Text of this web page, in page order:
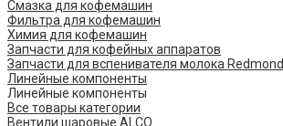
Смазка для кофемашин
Фильтра для кофемашин
Химия для кофемашин
Запчасти для кофейных аппаратов
Запчасти для вспенивателя молока Redmond
Линейные компоненты
Линейные компоненты
Все товары категории
Вентили шаровые ALCO